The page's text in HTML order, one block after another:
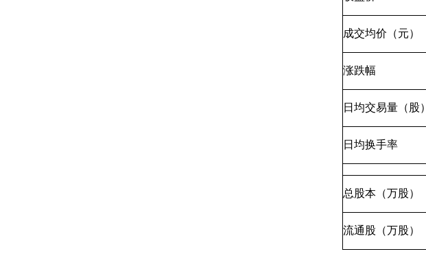
成交均价（元）
涨跌幅
日均交易量（股）
日均换手率
总股本（万股）
流通股（万股）